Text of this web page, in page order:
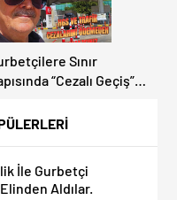
İle Gurbetçi
Aldılar.
Sınır
“Cezalı Geçiş”
Çıkamıyor!